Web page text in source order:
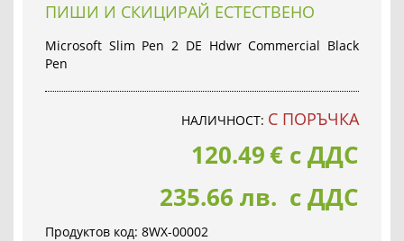
ПИШИ И СКИЦИРАЙ ЕСТЕСТВЕНО
Microsoft Slim Pen 2 DE Hdwr Commercial Black
Pen
НАЛИЧНОСТ: С ПОРЪЧКА
120.49€ с ДДС
235.66 лв. с ДДС
Продуктов код: 8WX-00002